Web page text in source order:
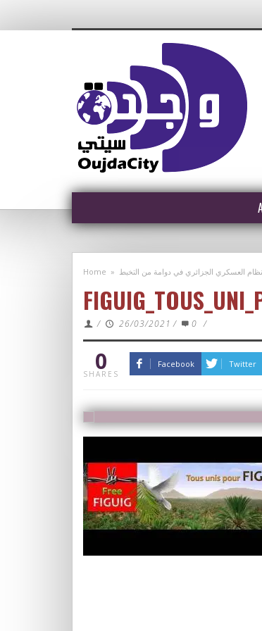
Home » العسكري الجزائري في دوامة من التخبط
/ 26/03/2021 / 0 /
0
SHARES
Facebook Twitter